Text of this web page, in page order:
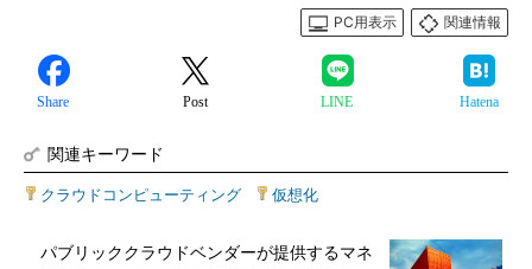
PC用表示
関連情報
Share Post LINE Hatena
関連キーワード
クラウドコンピューティング 仮想化
パブリッククラウドベンダーが提供するマネ